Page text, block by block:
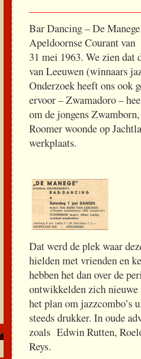
Bar Dancing – De
Apeldoornse Courant van
31 mei 1963. We zien dat
van Leeuwen (winnaars
Onderzoek heeft ons ook
ervoor – Zwamadoro –
om de jongens
Roomer woonde op
werkplaats.
Dat werd de plek waar
hielden met vrienden en
hebben het dan over de
ontwikkelden zich
het plan om jazzcombo’s
steeds drukker. In oude
zoals Edwin Rutten,
Reys.